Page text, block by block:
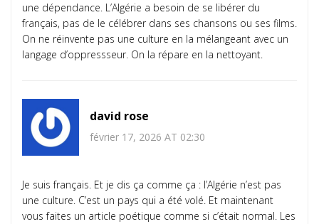
une dépendance. L’Algérie a besoin de se libérer du
français, pas de le célébrer dans ses chansons ou ses films.
On ne réinvente pas une culture en la mélangeant avec un
langage d’oppressseur. On la répare en la nettoyant.
david rose
février 17, 2026 AT 02:30
Je suis français. Et je dis ça comme ça : l’Algérie n’est pas
une culture. C’est un pays qui a été volé. Et maintenant
vous faites un article poétique comme si c’était normal. Les